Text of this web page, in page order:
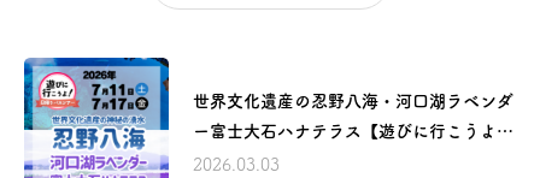
世界文化遺産の忍野八海・河口湖ラベンダ
ー富士大石ハナテラス【遊びに行こうよバ
スツアー】
2026.03.03